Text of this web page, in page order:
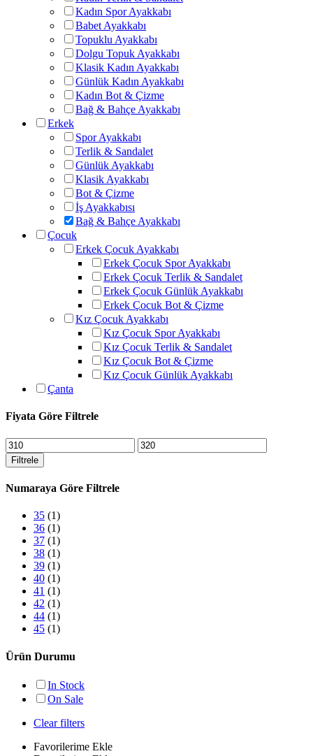
Kadın Spor Ayakkabı
Babet Ayakkabı
Topuklu Ayakkabı
Dolgu Topuk Ayakkabı
Klasik Kadın Ayakkabı
Günlük Kadın Ayakkabı
Kadın Bot & Çizme
Bağ & Bahçe Ayakkabı
Erkek
Spor Ayakkabı
Terlik & Sandalet
Günlük Ayakkabı
Klasik Ayakkabı
Bot & Çizme
İş Ayakkabısı
Bağ & Bahçe Ayakkabı
Çocuk
Erkek Çocuk Ayakkabı
Erkek Çocuk Spor Ayakkabı
Erkek Çocuk Terlik & Sandalet
Erkek Çocuk Günlük Ayakkabı
Erkek Çocuk Bot & Çizme
Kız Çocuk Ayakkabı
Kız Çocuk Spor Ayakkabı
Kız Çocuk Terlik & Sandalet
Kız Çocuk Bot & Çizme
Kız Çocuk Günlük Ayakkabı
Çanta
Fiyata Göre Filtrele
En
düşük
fiyat
En
yüksek
Filtrele
Numaraya Göre Filtrele
35 (1)
36 (1)
37 (1)
38 (1)
39 (1)
40 (1)
41 (1)
42 (1)
44 (1)
45 (1)
Ürün Durumu
In Stock
On Sale
Clear filters
Favorilerime Ekle